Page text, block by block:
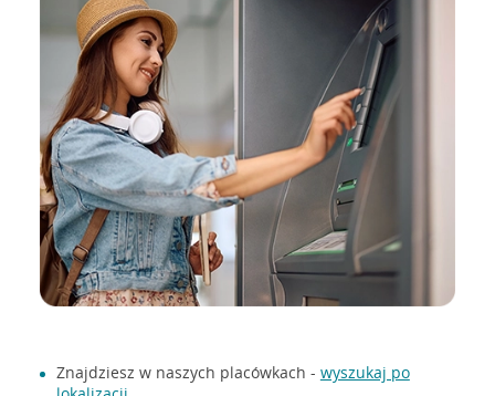
Znajdziesz w naszych placówkach - wyszukaj po